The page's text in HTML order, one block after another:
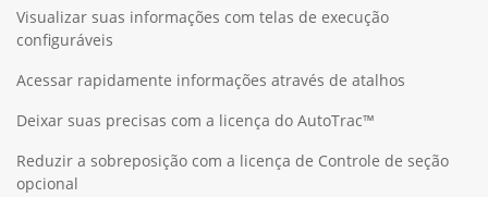
Visualizar suas informações com telas de execução
configuráveis
Acessar rapidamente informações através de atalhos
Deixar suas precisas com a licença do AutoTrac™
Reduzir a sobreposição com a licença de Controle de seção
opcional